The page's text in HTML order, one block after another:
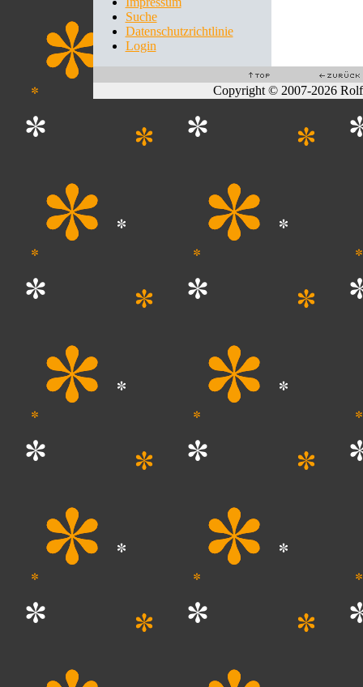
Suche
Datenschutzrichtlinie
Login
Copyright © 2007-2026